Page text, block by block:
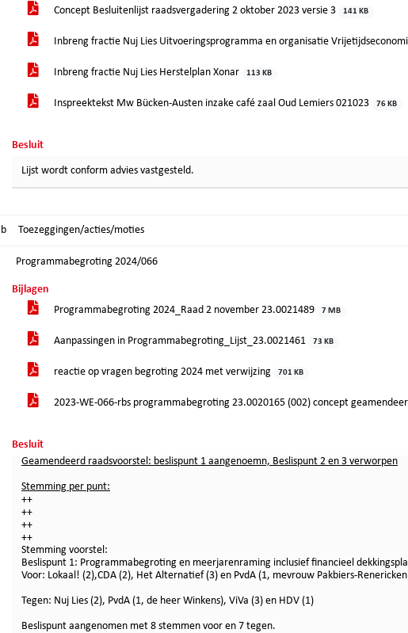
Concept Besluitenlijst raadsvergadering 2 oktober 2023 versie 3
141 KB
Inbreng fractie Nuj Lies Uitvoeringsprogramma en organisatie
Inbreng fractie Nuj Lies Herstelplan Xonar 113 KB
Inspreektekst Mw Bücken-Austen inzake café zaal Oud Lemiers 021023 76 KB
Besluit
Lijst wordt conform advies vastgesteld.
Toezeggingen/acties/moties
Programmabegroting 2024/066
Bijlagen
Programmabegroting 2024_Raad 2 november 23.0021489
7 MB
Aanpassingen in Programmabegroting_Lijst_23.0021461 73 KB
reactie op vragen begroting 2024 met verwijzing 701 KB
2023-WE-066-rbs programmabegroting 23.0020165 (002) concept
Besluit
Geamendeerd raadsvoorstel: beslispunt 1 aangenoemn, Beslispunt 2 en 3 verworpen
Stemming per punt:
++
++
++
++
Stemming voorstel:
Beslispunt 1: Programmabegroting en meerjarenraming inclusief financieel
Voor: Lokaal! (2),CDA (2), Het Alternatief (3) en PvdA (1, mevrouw Pakbiers-
Tegen: Nuj Lies (2), PvdA (1, de heer Winkens), ViVa (3) en HDV (1)
Beslispunt aangenomen met 8 stemmen voor en 7 tegen.